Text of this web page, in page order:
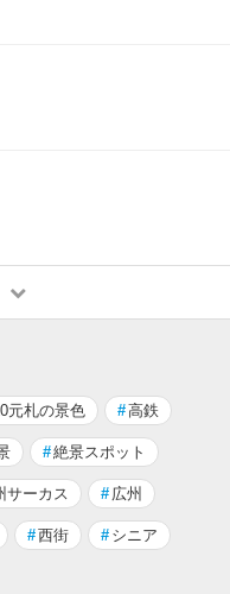
元札の景色 #高鉄
#絶景スポット
サーカス # 広州
#西街 # シニア